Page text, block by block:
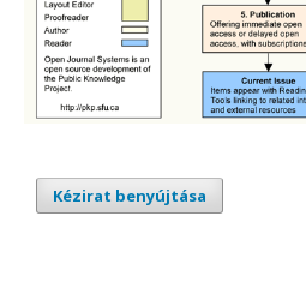
Kézirat benyújtása